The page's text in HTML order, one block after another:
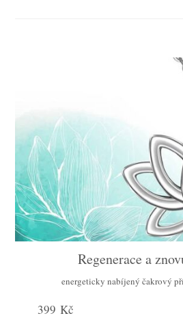
Regenerace a
energeticky nabíjený čakrový
399 Kč